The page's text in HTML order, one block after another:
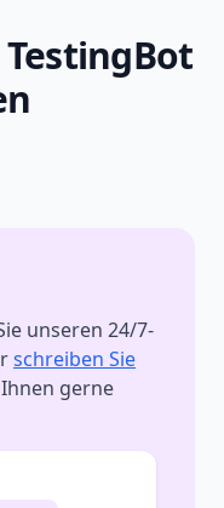
unseren 24/7-
schreiben Sie
gerne